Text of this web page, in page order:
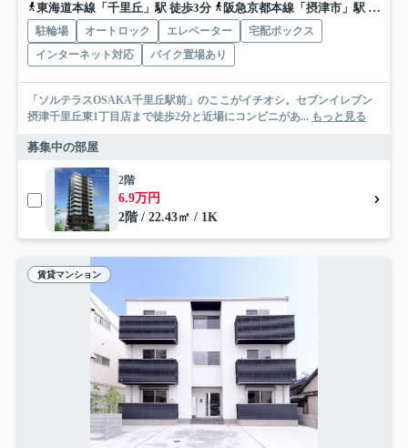
東海道本線「千里丘」駅 徒歩3分
阪急京都本線「摂津市」駅 徒歩6分
駐輪場 オートロック エレベーター
宅配ボックス
インターネット対応
バイク置場あり
「ソルテラスOSAKA千里丘駅前」のここがイチオシ。セブンイレブン
摂津千里丘東1丁目店まで徒歩2分と近場にコンビニがあ... もっと見る
募集中の部屋
2階
6.9万円
2階 / 22.43㎡ / 1K
賃貸マンション